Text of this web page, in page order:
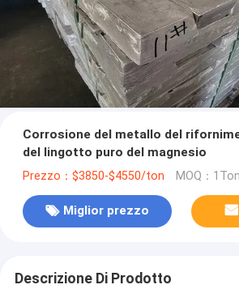
Corrosione del metallo del
del lingotto puro del magnesio
Prezzo：$3850-$4550/ton MOQ：1Ton
Miglior prezzo
Descrizione Di Prodotto